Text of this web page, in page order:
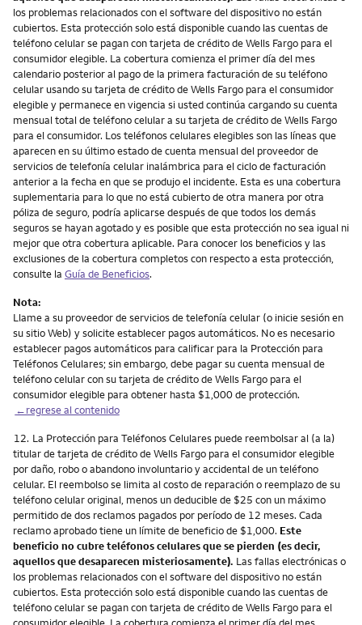
los problemas relacionados con el software del dispositivo no están
cubiertos. Esta protección solo está disponible cuando las cuentas de
teléfono celular se pagan con tarjeta de crédito de Wells Fargo para el
consumidor elegible. La cobertura comienza el primer día del mes
calendario posterior al pago de la primera facturación de su teléfono
celular usando su tarjeta de crédito de Wells Fargo para el consumidor
elegible y permanece en vigencia si usted continúa cargando su cuenta
mensual total de teléfono celular a su tarjeta de crédito de Wells Fargo
para el consumidor. Los teléfonos celulares elegibles son las líneas que
aparecen en su último estado de cuenta mensual del proveedor de
servicios de telefonía celular inalámbrica para el ciclo de facturación
anterior a la fecha en que se produjo el incidente. Esta es una cobertura
suplementaria para lo que no está cubierto de otra manera por otra
póliza de seguro, podría aplicarse después de que todos los demás
seguros se hayan agotado y es posible que esta protección no sea igual ni
mejor que otra cobertura aplicable. Para conocer los beneficios y las
exclusiones de la cobertura completos con respecto a esta protección,
consulte la Guía de Beneficios.
Nota:
Llame a su proveedor de servicios de telefonía celular (o inicie sesión en
su sitio Web) y solicite establecer pagos automáticos. No es necesario
establecer pagos automáticos para calificar para la Protección para
Teléfonos Celulares; sin embargo, debe pagar su cuenta mensual de
teléfono celular con su tarjeta de crédito de Wells Fargo para el
consumidor elegible para obtener hasta $1,000 de protección.
←regrese al contenido
Nota
12. La Protección para Teléfonos Celulares puede reembolsar al (a la)
titular de tarjeta de crédito de Wells Fargo para el consumidor elegible
por daño, robo o abandono involuntario y accidental de un teléfono
celular. El reembolso se limita al costo de reparación o reemplazo de su
teléfono celular original, menos un deducible de $25 con un máximo
permitido de dos reclamos pagados por período de 12 meses. Cada
reclamo aprobado tiene un límite de beneficio de $1,000. Este
beneficio no cubre teléfonos celulares que se pierden (es decir,
aquellos que desaparecen misteriosamente). Las fallas electrónicas o
los problemas relacionados con el software del dispositivo no están
cubiertos. Esta protección solo está disponible cuando las cuentas de
teléfono celular se pagan con tarjeta de crédito de Wells Fargo para el